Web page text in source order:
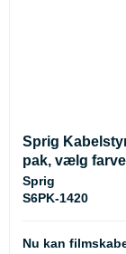
Sprig
pak, vælg
Sprig
S6PK-1420
Nu kan